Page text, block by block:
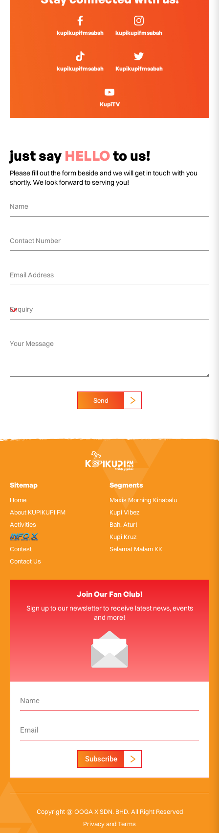
kupikupifmsabah kupikupifmsabah
kupikupifmsabah Kupikupifmsabah
KupiTV
just say HELLOto us!
Please fill out the form beside and we will get in touch with you
shortly. We look forward to serving you!
Send
Sitemap
Home
About KUPIKUPI FM
Activities
InfoX
Contest
Contact Us
Segments
Maxis Morning Kinabalu
Kupi Vibez
Bah, Atur!
Kupi Kruz
Selamat Malam KK
Join Our Fan Club!
Sign up to our newsletter to receive latest news, events
and more!
Subscribe
Copyright @ OOGA X SDN. BHD. All Right Reserved
Privacy and Terms